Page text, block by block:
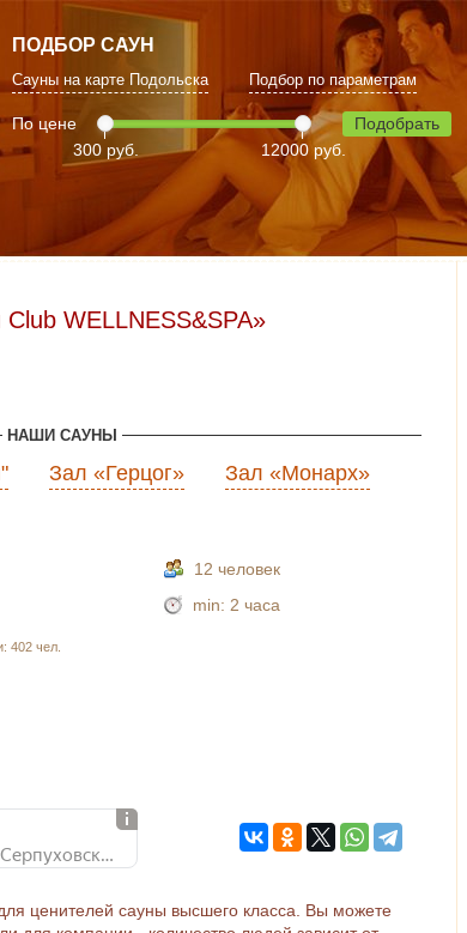
ПОДБОР САУН
Сауны на карте Подольска Подбор по параметрам
По цене
300 руб.
12000 руб.
Подобрать
WELLNESS&SPA»
НАШИ САУНЫ
Зал «Герцог»
Зал «Монарх»
402 чел.
12 человек
min: 2 часа
г. Подольск, ул. Большая Серпуховская, 189а
ценителей сауны высшего класса. Вы можете